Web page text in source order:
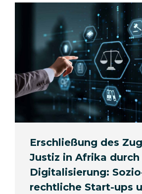
Erschließung des
Justiz in Afrika durch
Digitalisierung:
rechtliche Start-ups